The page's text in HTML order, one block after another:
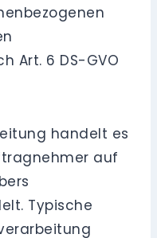
Art. 6 DS-GVO
handelt es
auf
Typische